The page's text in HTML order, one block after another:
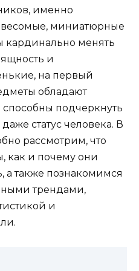
именно
миниатюрные
менять
и
на первый
обладают
подчеркнуть
статус человека. В
рассмотрим, что
как и почему они
а также познакомимся
трендами,
и